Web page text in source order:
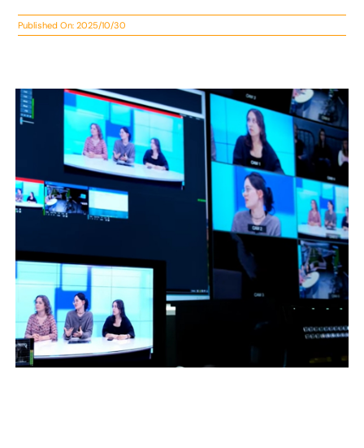
Published On: 2025/10/30